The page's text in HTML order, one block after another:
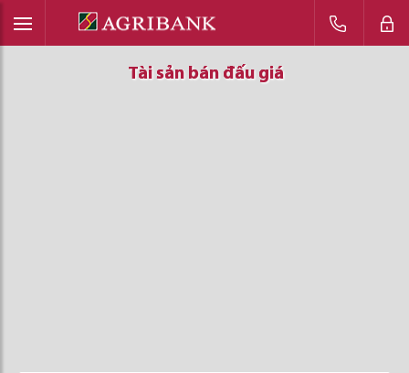
Tài sản bán đấu giá
Tài sản bán đấu giá
Tài sản bán đấu giá